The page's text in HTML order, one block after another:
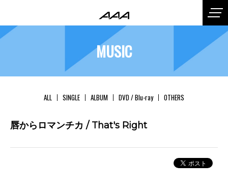
MUSIC
ALL SINGLE ALBUM DVD / Blu-ray OTHERS
唇からロマンチカ / That's Right